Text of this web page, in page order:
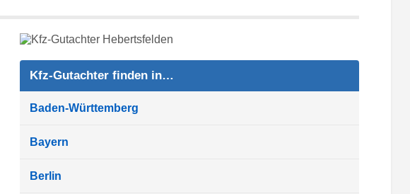
Kfz-Gutachter finden in…
Baden-Württemberg
Bayern
Berlin